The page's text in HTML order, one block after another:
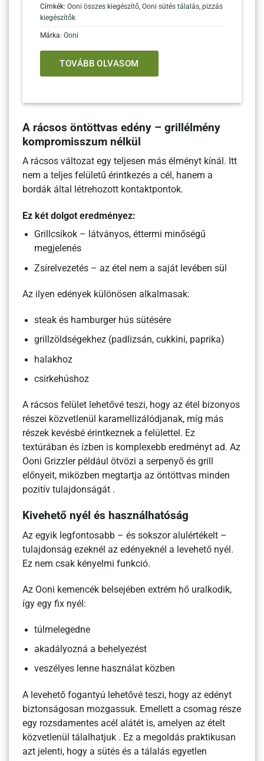
Címkék:Ooni összes kiegészítő ,Ooni sütés tálalás ,pizzás
kiegészítők
Márka:Ooni
TOVÁBB OLVASOM
A rácsos öntöttvas edény – grillélmény
kompromisszum nélkül
A rácsos változat egy teljesen más élményt kínál. Itt
nem a teljes felületű érintkezés a cél, hanem a
bordák által létrehozott kontaktpontok.
Ez két dolgot eredményez:
Grillcsíkok – látványos, éttermi minőségű
megjelenés
Zsírelvezetés – az étel nem a saját levében sül
Az ilyen edények különösen alkalmasak:
steak és hamburger hús sütésére
grillzöldségekhez (padlizsán, cukkini, paprika)
halakhoz
csirkehúshoz
A rácsos felület lehetővé teszi, hogy az étel bizonyos
részei közvetlenül karamellizálódjanak, míg más
részek kevésbé érintkeznek a felülettel. Ez
textúrában és ízben is komplexebb eredményt ad. Az
Ooni Grizzler például ötvözi a serpenyő és grill
előnyeit, miközben megtartja az öntöttvas minden
pozitív tulajdonságát .
Kivehető nyél és használhatóság
Az egyik legfontosabb – és sokszor alulértékelt –
tulajdonság ezeknél az edényeknél a levehető nyél.
Ez nem csak kényelmi funkció.
Az Ooni kemencék belsejében extrém hő uralkodik,
így egy fix nyél:
túlmelegedne
akadályozná a behelyezést
veszélyes lenne használat közben
A levehető fogantyú lehetővé teszi, hogy az edényt
biztonságosan mozgassuk. Emellett a csomag része
egy rozsdamentes acél alátét is, amelyen az ételt
közvetlenül tálalhatjuk . Ez a megoldás praktikusan
azt jelenti, hogy a sütés és a tálalás egyetlen